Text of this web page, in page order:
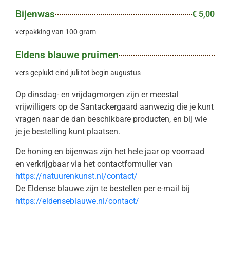
Bijenwas € 5,00
verpakking van 100 gram
Eldens blauwe pruimen
vers geplukt eind juli tot begin augustus
Op dinsdag- en vrijdagmorgen zijn er meestal
vrijwilligers op de Santackergaard aanwezig die je kunt
vragen naar de dan beschikbare producten, en bij wie
je je bestelling kunt plaatsen.
De honing en bijenwas zijn het hele jaar op voorraad
en verkrijgbaar via het contactformulier van
https://natuurenkunst.nl/contact/
De Eldense blauwe zijn te bestellen per e-mail bij
https://eldenseblauwe.nl/contact/